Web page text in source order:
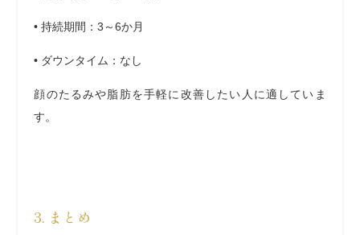
• 持続期間 ：3～6か月
• ダウンタイム ：なし
顔のたるみや脂肪を手軽に改善したい人に適していま
す。
3. まとめ